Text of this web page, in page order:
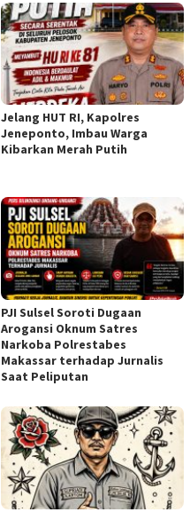
Jelang HUT RI, Kapolres
Jeneponto, Imbau Warga
Kibarkan Merah Putih
PJI Sulsel Soroti Dugaan
Arogansi Oknum Satres
Narkoba Polrestabes
Makassar terhadap Jurnalis
Saat Peliputan